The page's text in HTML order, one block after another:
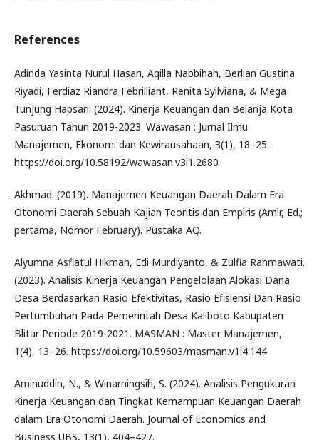
References
Adinda Yasinta Nurul Hasan, Aqilla Nabbihah, Berlian Gustina
Riyadi, Ferdiaz Riandra Febrilliant, Renita Syilviana, & Mega
Tunjung Hapsari. (2024). Kinerja Keuangan dan Belanja Kota
Pasuruan Tahun 2019-2023. Wawasan : Jurnal Ilmu
Manajemen, Ekonomi dan Kewirausahaan, 3(1), 18–25.
https://doi.org/10.58192/wawasan.v3i1.2680
Akhmad. (2019). Manajemen Keuangan Daerah Dalam Era
Otonomi Daerah Sebuah Kajian Teoritis dan Empiris (Amir, Ed.;
pertama, Nomor February). Pustaka AQ.
Alyumna Asfiatul Hikmah, Edi Murdiyanto, & Zulfia Rahmawati.
(2023). Analisis Kinerja Keuangan Pengelolaan Alokasi Dana
Desa Berdasarkan Rasio Efektivitas, Rasio Efisiensi Dan Rasio
Pertumbuhan Pada Pemerintah Desa Kaliboto Kabupaten
Blitar Periode 2019-2021. MASMAN : Master Manajemen,
1(4), 13–26. https://doi.org/10.59603/masman.v1i4.144
Aminuddin, N., & Winarningsih, S. (2024). Analisis Pengukuran
Kinerja Keuangan dan Tingkat Kemampuan Keuangan Daerah
dalam Era Otonomi Daerah. Journal of Economics and
Business UBS, 13(1), 404–427.